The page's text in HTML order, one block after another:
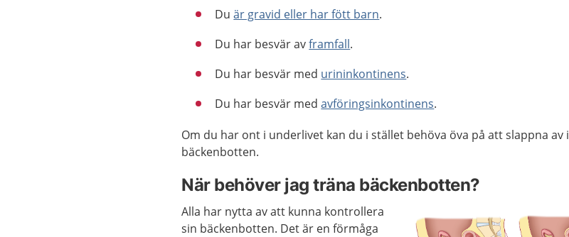
Duär gravid eller har fött barn.
Du har besvär avframfall.
Du har besvär med urininkontinens.
Du har besvär medavföringsinkontinens.
Om du har ont i underlivet kan du i stället behöva öva på att slappna av i
bäckenbotten.
När behöver jag träna bäckenbotten?
Alla har nytta av att kunna kontrollera
sin bäckenbotten. Det är en förmåga